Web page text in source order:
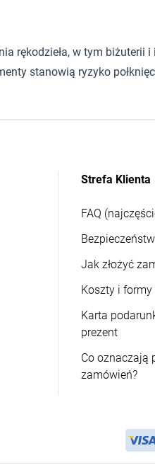
rękodzieła, w tym
stanowią ryzyko
Strefa Klienta
FAQ
Jak złożyć
Koszty i
Karta
prezent
Co oznaczają
zamówień?